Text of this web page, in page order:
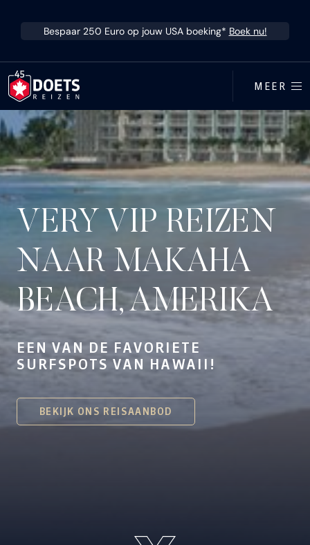
Bespaar 250 Euro op jouw USA boeking* Boek nu!
MEER
VERY VIP REIZEN
NAAR MAKAHA
BEACH, AMERIKA
EEN VAN DE FAVORIETE
SURFSPOTS VAN HAWAII!
BEKIJK ONS REISAANBOD